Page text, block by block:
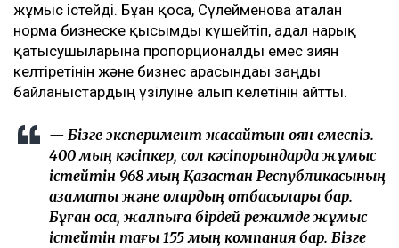
жұмыс істейді. Бұған қоса, Сүлейменова аталған
норма бизнеске қысымды күшейтіп, адал нарық
қатысушыларына пропорционалды емес зиян
келтіретінін және бизнес арасындағы заңды
байланыстардың үзілуіне алып келетінін айтты.
— Бізге эксперимент жасайтын қоян емеспіз.
400 мың кәсіпкер, сол кәсіпорындарда жұмыс
істейтін 968 мың Қазақстан Республикасының
азаматы және олардың отбасылары бар.
Бұған қоса, жалпыға бірдей режимде жұмыс
істейтін тағы 155 мың компания бар. Бізге